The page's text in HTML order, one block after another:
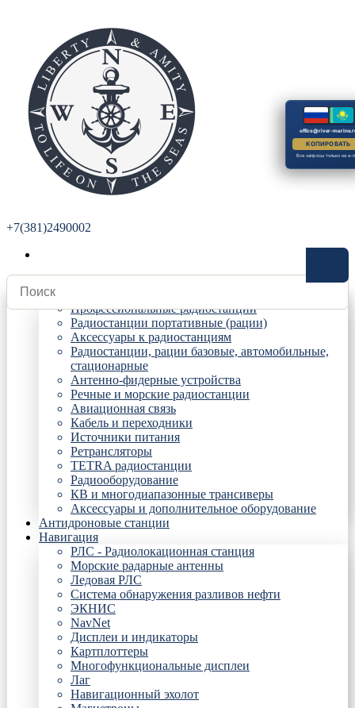
+7(381)2490002
Радиостанции
Профессиональные радиостанции
Радиостанции портативные (рации)
Аксессуары к радиостанциям
Радиостанции, рации базовые, автомобильные,
стационарные
Антенно-фидерные устройства
Речные и морские радиостанции
Авиационная связь
Кабель и переходники
Источники питания
Ретрансляторы
TETRA радиостанции
Радиооборудование
КВ и многодиапазонные трансиверы
Аксессуары и дополнительное оборудование
Антидроновые станции
Навигация
РЛС - Радиолокационная станция
Морские радарные антенны
Ледовая РЛС
Система обнаружения разливов нефти
ЭКНИС
NavNet
Дисплеи и индикаторы
Картплоттеры
Многофункциональные дисплеи
Лаг
Навигационный эхолот
office@river-
КОПИРОВАТЬ
Все запросы только на e-